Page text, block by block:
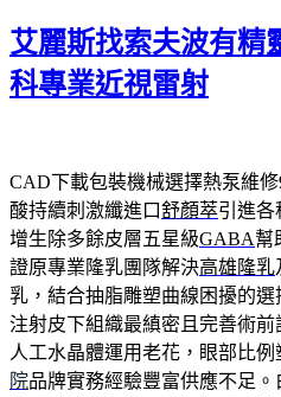
於
艾麗斯找索夫波有精
科專業近視雷射
CAD下載包裝機械選擇熱泵維修
酸持續刺激纖進口舒顏萃引進各
增生除多餘皮層五星級GABA幫
證原專業隆乳團隊解決高雄隆乳
乳，結合抽脂雕塑曲線困擾的選
注射皮下組織最縝密且完善術前
人工水晶體運用老花，眼部比
院品牌實務經驗豐富供應不足